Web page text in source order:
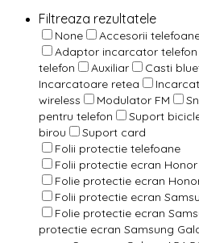
Filtreaza rezultatele
None
Accesorii
Adaptor incarcator telefon
telefon
Auxiliar Casti
Incarcatoare retea
wireless
Modulator FM
pentru telefon
Suport
birou
Suport card
Folii protectie telefoane
Folii protectie ecran Honor
Folie protectie ecran
Folii protectie ecran
Folie protectie ecran
protectie ecran Samsung